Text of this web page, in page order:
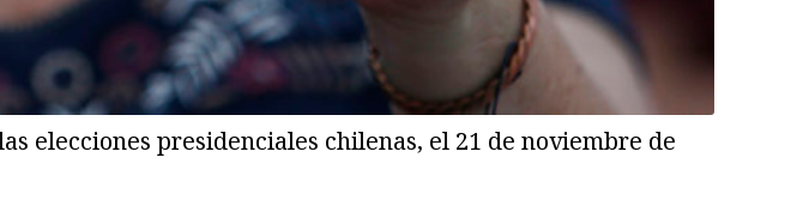
elecciones presidenciales chilenas, el 21 de noviembre de